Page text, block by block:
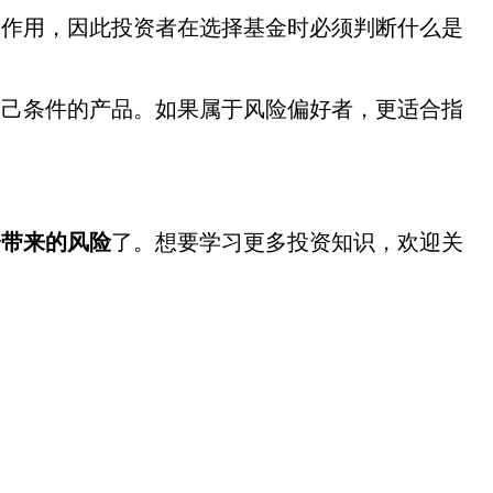
，因此投资者在选择基金时必须判断什么是
件的产品。如果属于风险偏好者，更适合指
来的风险了。想要学习更多投资知识，欢迎关